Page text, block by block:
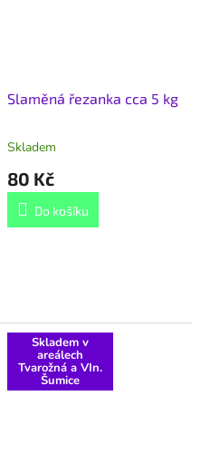
Slaměná řezanka cca 5 kg
Skladem
80 Kč
Do košíku
Skladem v
areálech
Tvarožná a VIn.
Šumice